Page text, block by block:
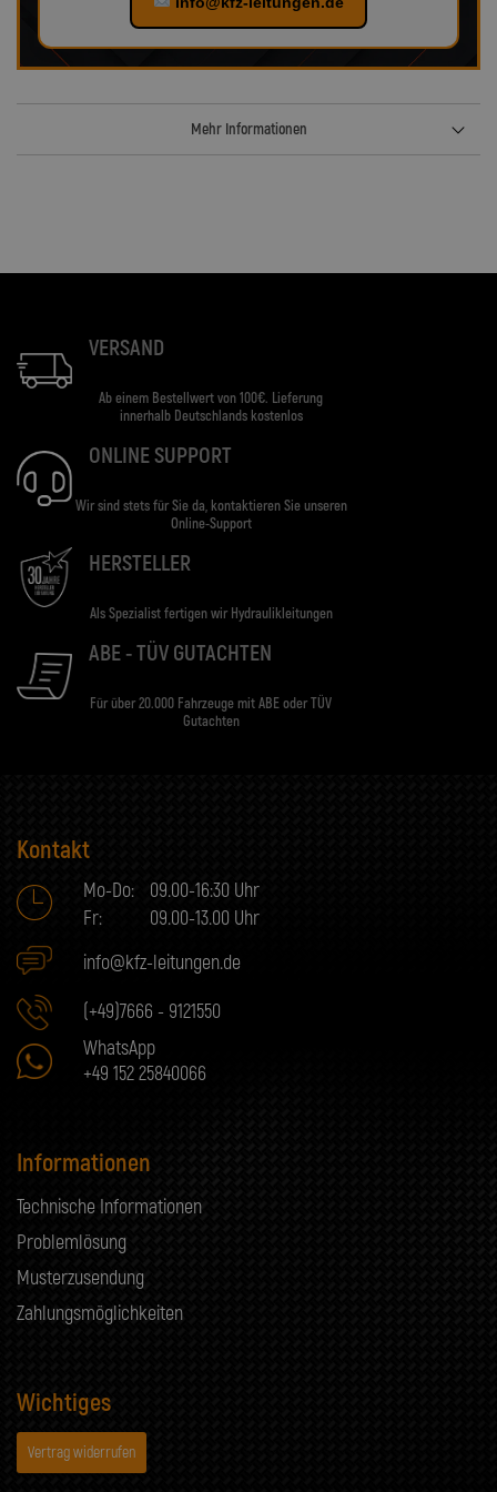
Mehr Informationen
VERSAND
Ab einem Bestellwert von 100€. Lieferung
innerhalb Deutschlands kostenlos
ONLINE SUPPORT
Wir sind stets für Sie da, kontaktieren Sie unseren
Online-Support
HERSTELLER
Als Spezialist fertigen wir Hydraulikleitungen
ABE - TÜV GUTACHTEN
Für über 20.000 Fahrzeuge mit ABE oder TÜV
Gutachten
Kontakt
Mo-Do:
09.00-16:30 Uhr
Fr:
09.00-13.00 Uhr
info@kfz-leitungen.de
(+49)7666 - 9121550
WhatsApp
+49 152 25840066
Informationen
Technische Informationen
Problemlösung
Musterzusendung
Zahlungsmöglichkeiten
Wichtiges
Vertrag widerrufen